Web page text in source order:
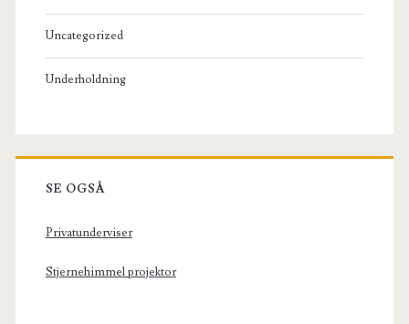
Uncategorized
Underholdning
SE OGSÅ
Privatunderviser
Stjernehimmel projektor